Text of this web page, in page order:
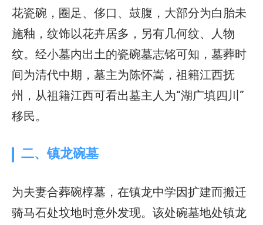
花瓷碗，圈足、侈口、鼓腹，大部分为白胎未
施釉，纹饰以花卉居多，另有几何纹、人物
纹。经小墓内出土的瓷碗墓志铭可知，墓葬时
间为清代中期，墓主为陈怀嵩，祖籍江西抚
州，从祖籍江西可看出墓主人为“湖广填四川”
移民。
二、镇龙碗墓
为夫妻合葬碗椁墓，在镇龙中学因扩建而搬迁
骑马石处坟地时意外发现。该处碗墓地处镇龙